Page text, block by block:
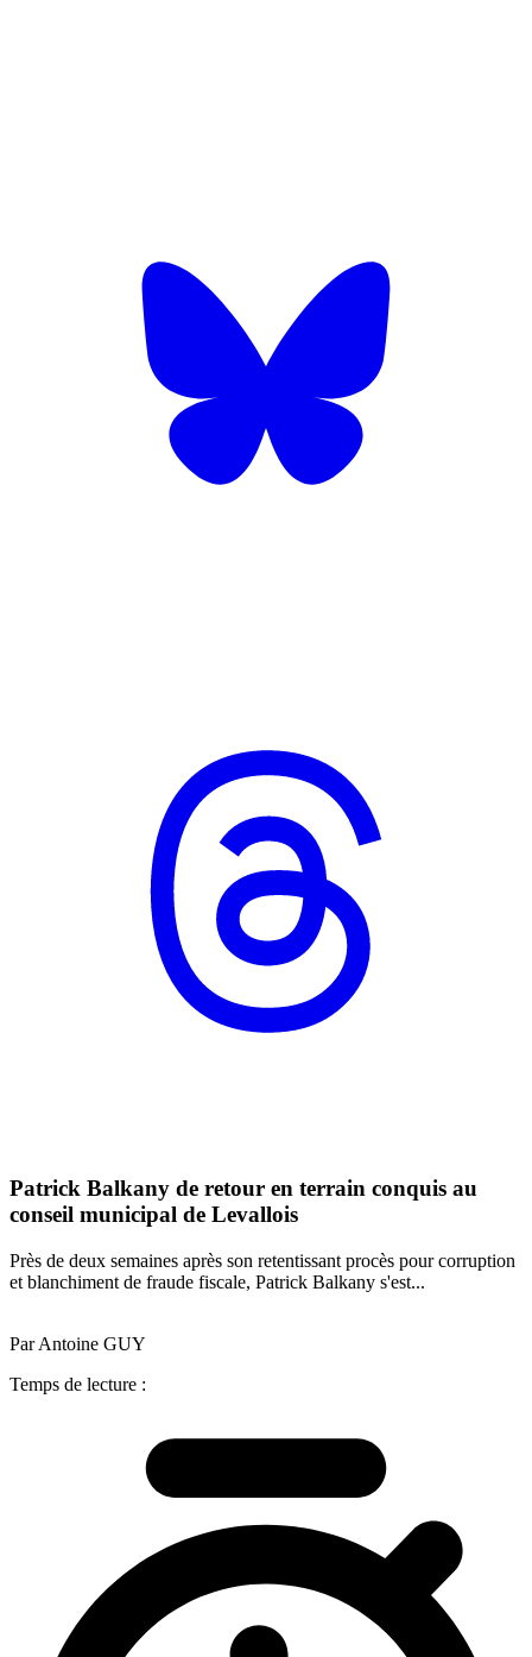
Patrick Balkany de retour en terrain conquis au
conseil municipal de Levallois
Près de deux semaines après son retentissant procès pour corruption
et blanchiment de fraude fiscale, Patrick Balkany s'est...
Par Antoine GUY
Temps de lecture :